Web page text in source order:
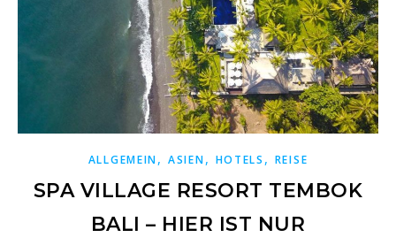
ALLGEMEIN,ASIEN, HOTELS , REISE
SPA VILLAGE RESORT TEMBOK
BALI – HIER IST NUR